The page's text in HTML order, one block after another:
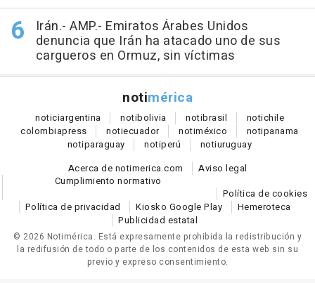
Irán.- AMP.- Emiratos Árabes Unidos
denuncia que Irán ha atacado uno de sus
cargueros en Ormuz, sin víctimas
notimérica
noticiargentina notibolivia notibrasil notichile
colombiapress notiecuador notiméxico notipanama
notiparaguay notiperú notiuruguay
Acerca de notimerica.com
Aviso legal
Cumplimiento normativo
Política de cookies
Política de privacidad
Kiosko Google Play
Hemeroteca
Publicidad estatal
© 2026 Notimérica. Está expresamente prohibida la redistribución y
la redifusión de todo o parte de los contenidos de esta web sin su
previo y expreso consentimiento.